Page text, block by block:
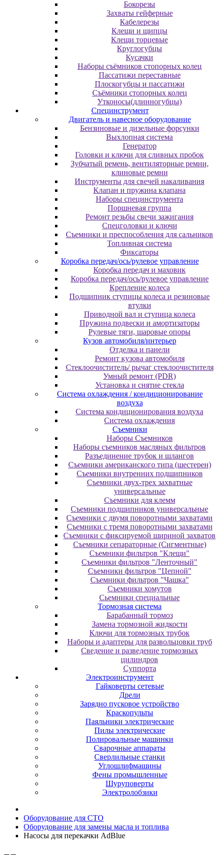
Бокорезы
Захваты гейферные
Кабелерезы
Клещи и щипцы
Клещи торцевые
Круглогубцы
Кусачки
Наборы съёмников стопорных колец
Пассатижи переставные
Плоскогубцы и пассатижи
Съёмники стопорных колец
Утконосы(длинногубцы)
Специнструмент
Двигатель и навесное оборудование
Бензиновые и дизельные форсунки
Выхлопная система
Генератор
Головки и ключи для сливных пробок
Зубчатый ремень, вентиляторные ремни,
клиновые ремни
Инструменты для свечей накаливания
Клапан и пружина клапана
Наборы специнструмента
Поршневая группа
Ремонт резьбы свечи зажигания
Спецголовки и ключи
Съемники и преспособления для сальников
Топливная система
Фиксаторы
Коробка передач/ось/рулевое управление
Коробка передач и маховик
Коробка передач/ось/рулевое управление
Крепление колеса
Подшипник ступицы колеса и резиновые
втулки
Приводной вал и ступица колеса
Пружина подвески и амортизаторы
Рулевые тяги, шаровые опоры
Кузов автомобиля/интерьер
Отделка и панели
Ремонт кузова автомобиля
Стеклоочиститель/ рычаг стеклоочистителя
Умный ремонт (PDR)
Установка и снятие стекла
Система охлаждения / кондиционирование
воздуха
Система кондиционирования воздуха
Система охлаждения
Съемники
Наборы Съемников
Наборы съемников масляных фильтров
Разъединение трубок и шлангов
Съемники американского типа (шестерен)
Съемники внутренних подшипников
Съемники двух-трех захватные
универсальные
Съемники для клемм
Съемники подшипников универсальные
Съемники с двумя поворотными захватами
Съемники с тремя поворотными захватами
Съемники с фиксируемой шириной захватов
Съемники сепараторные (Сигментные)
Съемники фильтров "Клещи"
Съемники фильтров "Ленточный"
Съемники фильтров "Цепной"
Съемники фильтров "Чашка"
Съемники хомутов
Сьемники специальные
Тормозная система
Барабанный тормоз
Замена тормозной жидкости
Ключи для тормозных трубок
Наборы и адаптеры для развольцовки труб
Сведение и разведение тормозных
цилиндров
Суппорта
Электроинструмент
Гайковерты сетевые
Дрели
Зарядно пусковое устройство
Краскопульты
Паяльники электрические
Пилы электрические
Полировальные машинки
Сварочные аппараты
Сверлильные станки
Углошлифмашины
Фены промышленные
Шуруповерты
Электролобзики
Oбopудoвaниe для CTO
Oбopудoвaниe для зaмeны мacлa и топлива
Насосы для перекачки AdBlue